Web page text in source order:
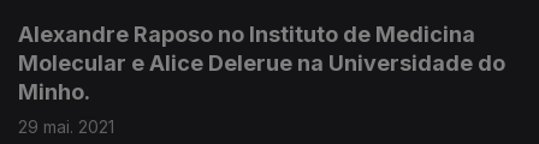
Alexandre Raposo no Instituto de Medicina
Molecular e Alice Delerue na Universidade do
Minho.
29 mai. 2021